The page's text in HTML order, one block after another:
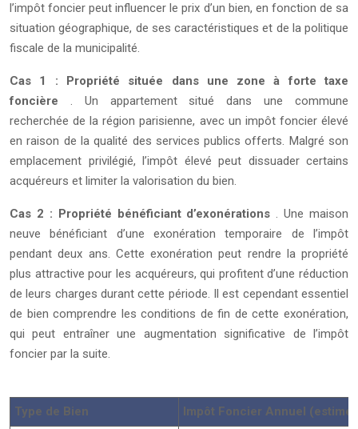
l’impôt foncier peut influencer le prix d’un bien, en fonction de sa
situation géographique, de ses caractéristiques et de la politique
fiscale de la municipalité.
Cas 1 : Propriété située dans une zone à forte taxe
foncière . Un appartement situé dans une commune
recherchée de la région parisienne, avec un impôt foncier élevé
en raison de la qualité des services publics offerts. Malgré son
emplacement privilégié, l’impôt élevé peut dissuader certains
acquéreurs et limiter la valorisation du bien.
Cas 2 : Propriété bénéficiant d’exonérations . Une maison
neuve bénéficiant d’une exonération temporaire de l’impôt
pendant deux ans. Cette exonération peut rendre la propriété
plus attractive pour les acquéreurs, qui profitent d’une réduction
de leurs charges durant cette période. Il est cependant essentiel
de bien comprendre les conditions de fin de cette exonération,
qui peut entraîner une augmentation significative de l’impôt
foncier par la suite.
Type de Bien
Impôt Foncier Annuel (estimé)